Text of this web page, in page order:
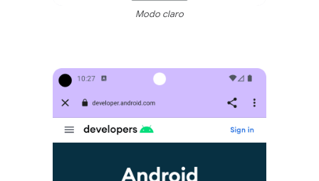
Modo claro